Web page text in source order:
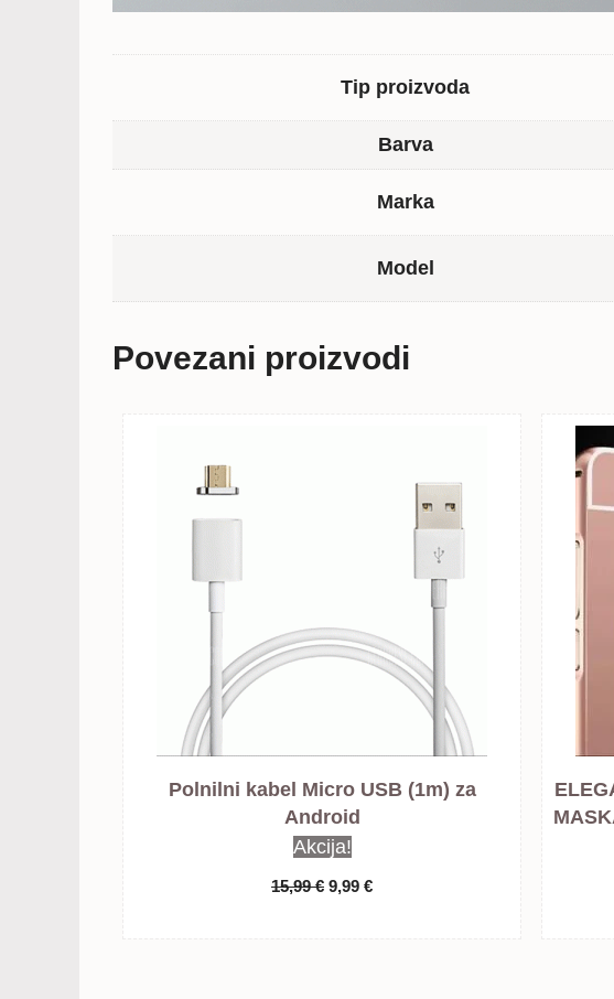
Tip proizvoda
Barva
Marka
Model
Povezani proizvodi
Polnilni kabel Micro USB (1m) za
Android
Akcija!
15,99€ Izvorna
9,99 €Trenutna